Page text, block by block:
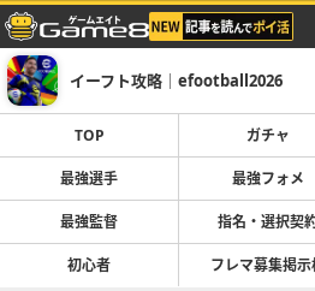
イーフト攻略｜efootball2026
TOP ガチャ
最強選手 最強フォメ
最強監督 指名・選択契
初心者 フレマ募集掲示